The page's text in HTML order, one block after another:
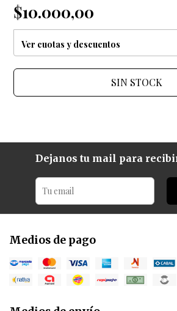
$10.000,00
Ver cuotas y descuentos
SIN STOCK
Dejanos tu mail para
Medios de pago